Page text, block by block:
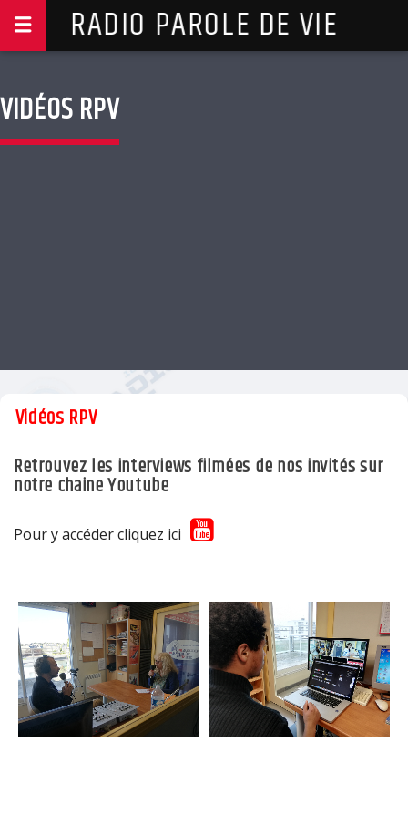
RADIO PAROLE DE VIE
VIDÉOS RPV
Vidéos RPV
Retrouvez les interviews filmées de nos invités sur
notre chaineYoutube
Pour y accéder cliquez ici